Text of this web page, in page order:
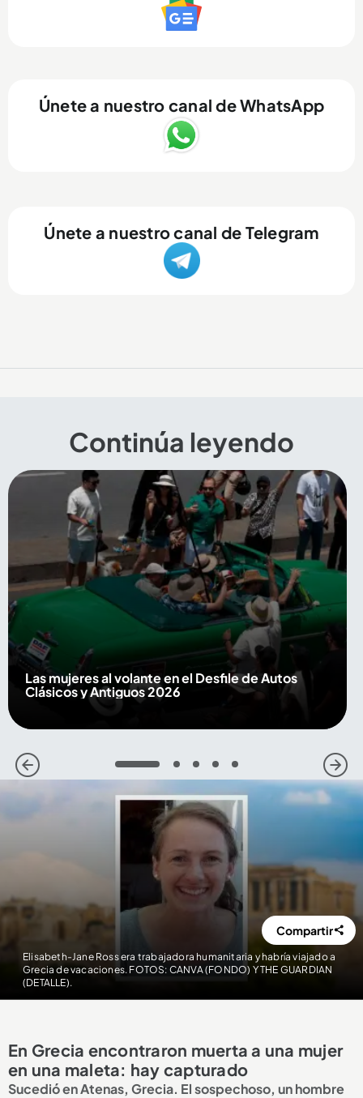
Únete a nuestro canal de WhatsApp
Únete a nuestro canal de Telegram
Continúa leyendo
Las mujeres al volante en el Desfile de Autos
Clásicos y Antiguos 2026
1 2 3 4 5
Elisabeth-Jane Ross era trabajadora humanitaria y habría viajado a
Grecia de vacaciones. FOTOS: CANVA (FONDO) Y THE GUARDIAN
(DETALLE).
Compartir
En Grecia encontraron muerta a una mujer
en una maleta: hay capturado
Sucedió en Atenas, Grecia. El sospechoso, un hombre